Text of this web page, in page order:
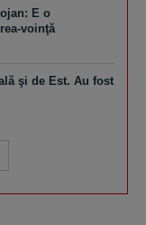
E o
voinţă
şi de Est. Au fost